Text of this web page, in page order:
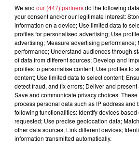
6 août 2026
À Hoerdt, de
robinets
6 août 2026
Tags antisémites
Catherine
We and our (447) partnersdo the following
your consent and/or our legitimate interest:
information on a device; Use limited data to
profiles for personalised advertising; Use
advertising; Measure advertising performance;
performance; Understand audiences through
of data from different sources; Develop and
profiles to personalise content; Use profiles to
content; Use limited data to select content;
detect fraud, and fix errors; Deliver and
Save and communicate privacy choices.
process personal data such as IP address and
following functionalities: Identify devices
requested; Use precise geolocation data;
other data sources; Link different devices;
information transmitted automatically.